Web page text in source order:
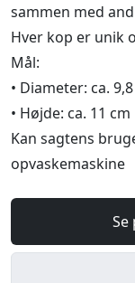
sammen med
Hver kop er unik
Mål:
• Diameter: ca.
• Højde: ca. 11 cm
Kan sagtens
opvaskemaskine
Se